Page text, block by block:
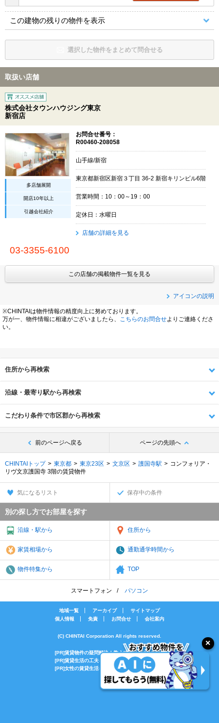
この建物の残りの物件を表示
選択した物件をまとめて問合せる
取扱い店舗
株式会社タウンハウジング東京
新宿店
多店舗展開
開店10年以上
引越会社紹介
お問合せ番号：
R00460-208058
山手線/新宿
東京都新宿区新宿３丁目 36-2 新宿キリンビル6階
営業時間：10：00～19：00
定休日：水曜日
店舗の詳細を見る
03-3355-6100
この店舗の掲載物件一覧を見る
アイコンの説明
※CHINTAIは物件情報の精度向上に努めております。
万が一、物件情報に相違がございましたら、
こちらのお問合せよりご連絡くださ
い。
住所から再検索
沿線・最寄り駅から再検索
こだわり条件で市区郡から再検索
前のページへ戻る ページの先頭へ
CHINTAIトップ 東京都 東京23区 文京区 護国寺駅
コンフォリア・
リヴ文京護国寺 3階の賃貸物件
気になるリスト 保存中の条件
別の探し方でお部屋を探す
沿線・駅から 住所から
家賃相場から 通勤通学時間から
物件特集から TOP
スマートフォン パソコン
地域一覧 アーカイブ
サイトマップ
個人情報
免責 お問合せ 会社案内
(C) CHINTAI Corporation All rights reserved.
[PR]賃貸物件の疑問解決！教えてエイブルAGENT
[PR]賃貸生活の工夫を紹介！CHINTAI情報局
[PR]女性の賃貸生活を応援！Woman.CHINTAI